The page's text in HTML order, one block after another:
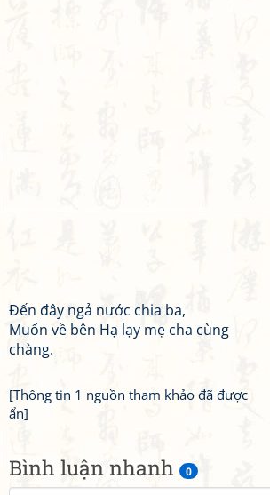
Bình luận nhanh 0
Đến đây ngả nước chia ba,
Muốn về bên Hạ lạy mẹ cha cùng
chàng.
[Thông tin 1 nguồn tham khảo đã được
ẩn]